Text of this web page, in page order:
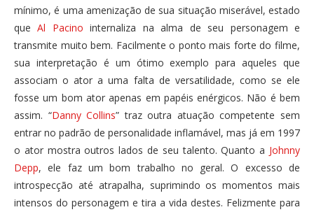
mínimo, é uma amenização de sua situação miserável, estado
queAl Pacino internaliza na alma de seu personagem e
transmite muito bem. Facilmente o ponto mais forte do filme,
sua interpretação é um ótimo exemplo para aqueles que
associam o ator a uma falta de versatilidade, como se ele
fosse um bom ator apenas em papéis enérgicos. Não é bem
assim. “Danny Collins” traz outra atuação competente sem
entrar no padrão de personalidade inflamável, mas já em 1997
o ator mostra outros lados de seu talento. Quanto a Johnny
Depp, ele faz um bom trabalho no geral. O excesso de
introspecção até atrapalha, suprimindo os momentos mais
intensos do personagem e tira a vida destes. Felizmente para